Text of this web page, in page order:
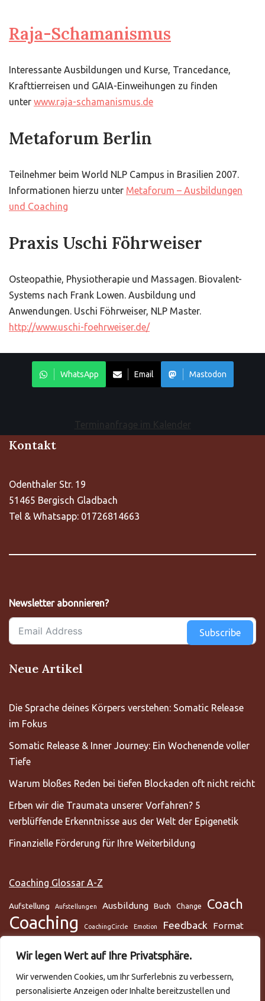
Wir legen Wert auf Ihre Privatsphäre.
Wir verwenden Cookies, um Ihr Surferlebnis zu verbessern,
personalisierte Anzeigen oder Inhalte bereitzustellen und
Raja-Schamanismus
Interessante Ausbildungen und Kurse, Trancedance,
Krafttierreisen und GAIA-Einweihungen zu finden
unter www.raja-schamanismus.de
Metaforum Berlin
Teilnehmer beim World NLP Campus in Brasilien 2007.
Informationen hierzu unter Metaforum – Ausbildungen
und Coaching
Praxis Uschi Föhrweiser
Osteopathie, Physiotherapie und Massagen. Biovalent-
Systems nach Frank Lowen. Ausbildung und
Anwendungen. Uschi Föhrweiser, NLP Master.
http://www.uschi-foehrweiser.de/
WhatsApp Email Mastodon
Terminanfrage im Kalender
Kontakt
Odenthaler Str. 19
51465 Bergisch Gladbach
Tel & Whatsapp: 01726814663
Newsletter abonnieren?
Subscribe
Neue Artikel
Die Sprache deines Körpers verstehen: Somatic Release
im Fokus
Somatic Release & Inner Journey: Ein Wochenende voller
Tiefe
Warum bloßes Reden bei tiefen Blockaden oft nicht reicht
Erben wir die Traumata unserer Vorfahren? 5
verblüffende Erkenntnisse aus der Welt der Epigenetik
Finanzielle Förderung für Ihre Weiterbildung
Coaching Glossar A-Z
Aufstellung Aufstellungen Ausbildung Buch Change Coach
Coaching CoachingCircle Emotion Feedback Format
Glaubenssysteme Loslassen Lunge Lösungsorientiert Meditation
Mental mentale Gesundheit Mentaltraining Metamodell
NLP